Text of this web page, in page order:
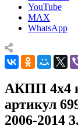
YouTube
MAX
WhatsApp
АКПП 4х4
артикул
2006-2014